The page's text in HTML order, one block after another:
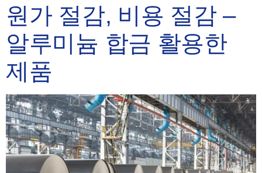
원가 절감, 비용 절감 –
알루미늄 합금 활용한
제품